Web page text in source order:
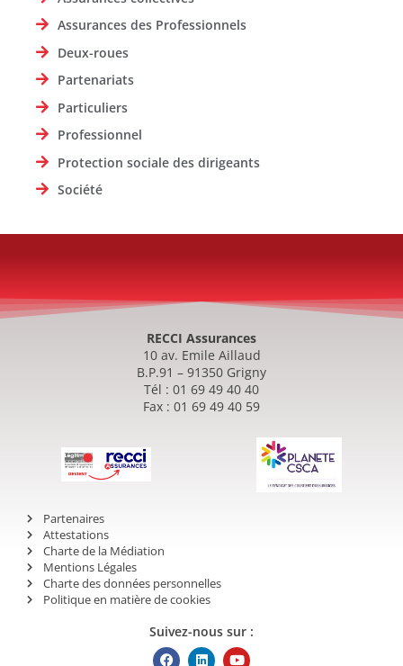
Assurances des Professionnels
Deux-roues
Partenariats
Particuliers
Professionnel
Protection sociale des dirigeants
Société
RECCI Assurances
10 av. Emile Aillaud
B.P.91 – 91350 Grigny
Tél : 01 69 49 40 40
Fax : 01 69 49 40 59
Partenaires
Attestations
Charte de la Médiation
Mentions Légales
Charte des données personnelles
Politique en matière de cookies
Suivez-nous sur :